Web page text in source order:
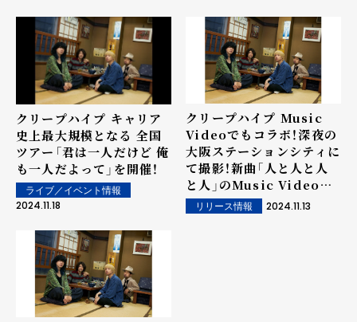
クリープハイプ キャリア
史上最大規模となる 全国
ツアー「君は一人だけど 俺
も一人だよって」を開催！
ライブ／イベント情報
2024.11.18
クリープハイプ Music
Videoでもコラボ！深夜の
大阪ステーションシティに
て撮影！新曲「人と人と人
と人」のMusic Video公
開！リリース情報 2024.11.13